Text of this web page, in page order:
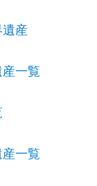
産
一覧
一覧